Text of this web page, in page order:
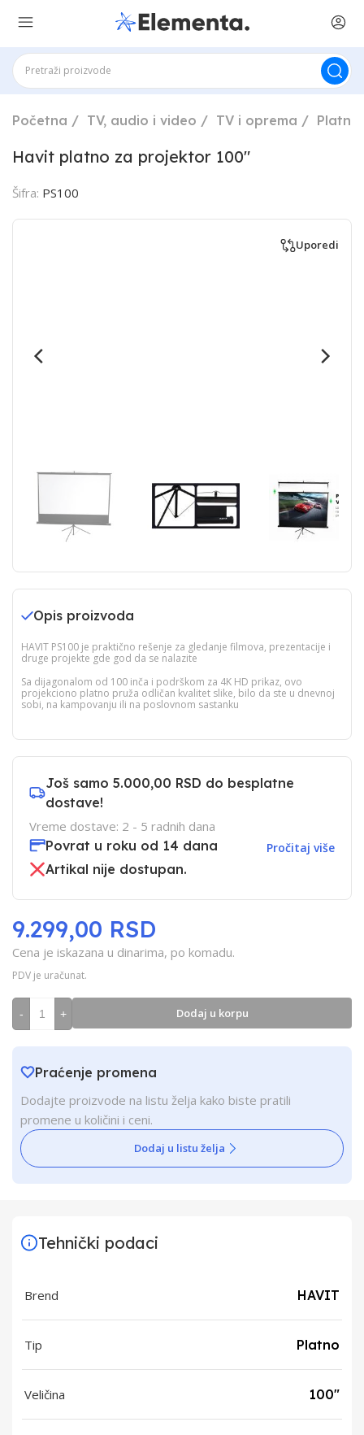
Početna TV, audio i video TV i oprema
Havit platno za projektor 100"
Šifra: PS100
Uporedi
Opis proizvoda
HAVIT PS100 je praktično rešenje za gledanje filmova, prezentacije i
druge projekte gde god da se nalazite
Sa dijagonalom od 100 inča i podrškom za 4K HD prikaz, ovo
projekciono platno pruža odličan kvalitet slike, bilo da ste u dnevnoj
sobi, na kampovanju ili na poslovnom sastanku
Još samo 5.000,00 RSD do besplatne
dostave!
Vreme dostave: 2 - 5 radnih dana
Povrat u roku od 14 dana
Pročitaj više
Artikal nije dostupan.
Cena je iskazana u dinarima, po komadu.
PDV je uračunat.
9.299,00 RSD
- + Dodaj u korpu
Praćenje promena
Dodajte proizvode na listu želja kako biste pratili
promene u količini i ceni.
Dodaj u listu želja
Tehnički podaci
Brend HAVIT
Tip Platno
Veličina 100"